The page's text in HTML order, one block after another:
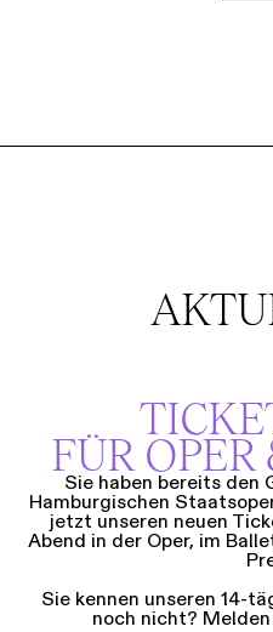
FÜR
Sie haben bereits den
Hamburgischen
jetzt unseren neuen
Abend in der Oper, im
Sie kennen unseren 14-
noch nicht?